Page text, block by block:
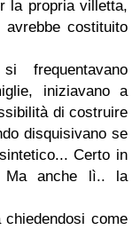
la propria villetta,
avrebbe costituito
iniziavano a
di costruire
disquisivano se
Certo in
Ma anche lì.. la
come